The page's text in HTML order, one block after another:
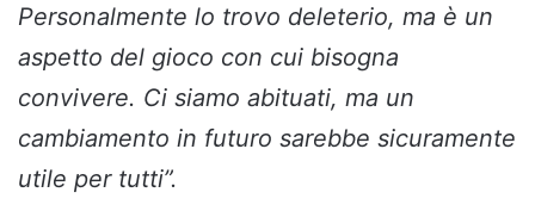
Personalmente lo trovo deleterio, ma è un
aspetto del gioco con cui bisogna
convivere. Ci siamo abituati, ma un
cambiamento in futuro sarebbe sicuramente
utile per tutti”.